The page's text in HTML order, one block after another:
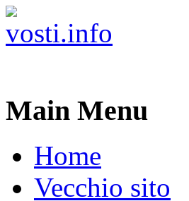
Main Menu
Home
Vecchio sito